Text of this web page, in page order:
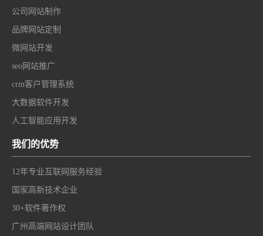
公司网站制作
品牌网站定制
微网站开发
seo网站推广
crm客户管理系统
大数据软件开发
人工智能应用开发
我们的优势
12年专业互联网服务经验
国家高新技术企业
30+软件著作权
广州高端网站设计团队